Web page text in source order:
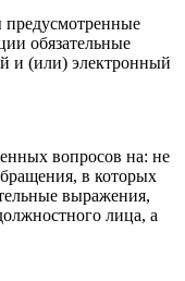
возрастной
предусмотренные
обязательные
и (или) электронный
вопросов на: не
в которых
выражения,
лица, а